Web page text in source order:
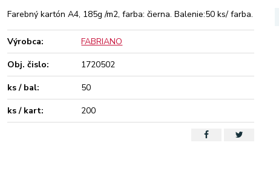
Farebný kartón A4, 185g /m2, farba: čierna. Balenie:50 ks/ farba.
Výrobca:
FABRIANO
Obj. čislo:
1720502
ks / bal:
50
ks / kart:
200